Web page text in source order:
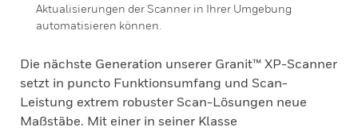
Aktualisierungen der Scanner in Ihrer Umgebung
automatisieren können.
Die nächste Generation unserer Granit™ XP-Scanner
setzt in puncto Funktionsumfang und Scan-
Leistung extrem robuster Scan-Lösungen neue
Maßstäbe. Mit einer in seiner Klasse